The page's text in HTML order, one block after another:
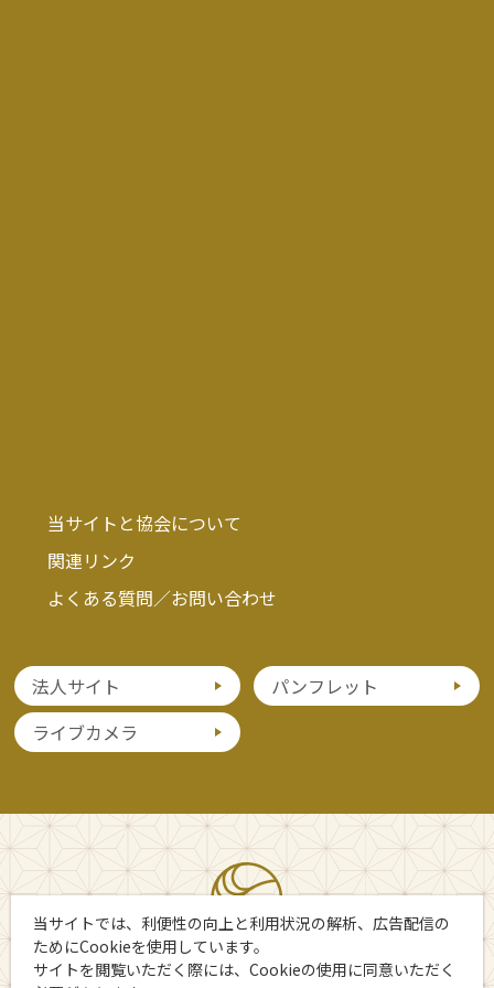
当サイトと協会について
関連リンク
よくある質問／お問い合わせ
法人サイト
パンフレット
ライブカメラ
当サイトでは、利便性の向上と利用状況の解析、広告配信の
ためにCookieを使用しています。
サイトを閲覧いただく際には、Cookieの使用に同意いただく